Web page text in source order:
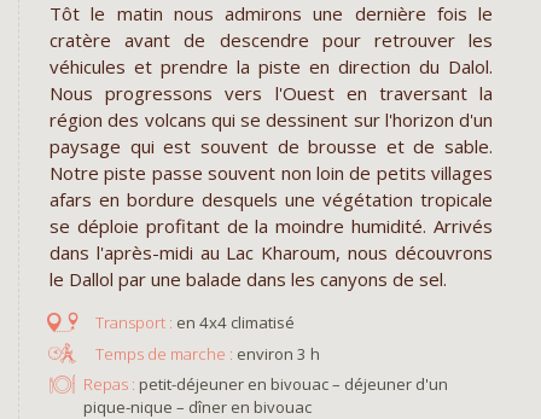
Tôt le matin nous admirons une dernière fois le
cratère avant de descendre pour retrouver les
véhicules et prendre la piste en direction du Dalol.
Nous progressons vers l'Ouest en traversant la
région des volcans qui se dessinent sur l'horizon d'un
paysage qui est souvent de brousse et de sable.
Notre piste passe souvent non loin de petits villages
afars en bordure desquels une végétation tropicale
se déploie profitant de la moindre humidité. Arrivés
dans l'après-midi au Lac Kharoum, nous découvrons
le Dallol par une balade dans les canyons de sel.
en 4x4 climatisé
environ 3 h
Repas : petit-déjeuner en bivouac – déjeuner d'un
pique-nique – dîner en bivouac